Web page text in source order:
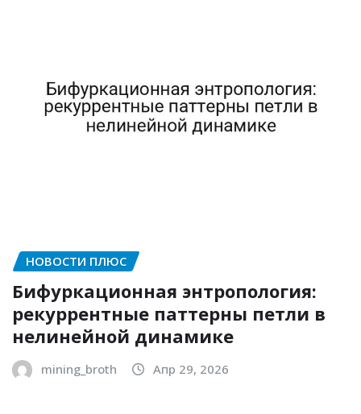
НОВОСТИ ПЛЮС
Бифуркационная энтропология:
рекуррентные паттерны петли в
нелинейной динамике
mining_broth Апр 29, 2026